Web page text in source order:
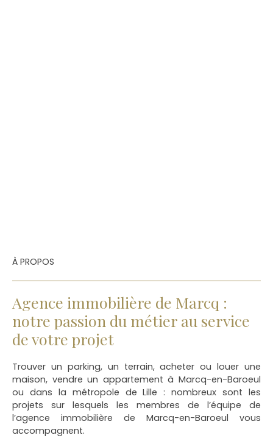
À PROPOS
Agence immobilière de Marcq :
notre passion du métier au service
de votre projet
Trouver un parking, un terrain, acheter ou louer une
maison, vendre un appartement à Marcq-en-Baroeul
ou dans la métropole de Lille: nombreux sont les
projets sur lesquels les membres de l’équipe de
l’agence immobilière de Marcq-en-Baroeul vous
accompagnent.